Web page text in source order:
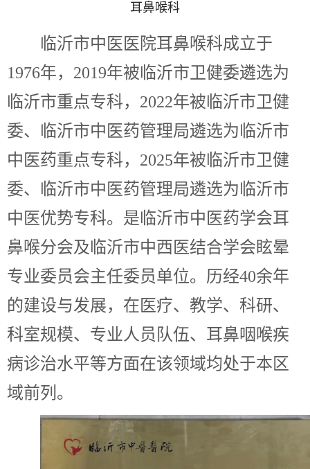
耳鼻喉科
临沂市中医医院耳鼻喉科成立于
1976年，2019年被临沂市卫健委遴选为
临沂市重点专科，2022年被临沂市卫健
委、临沂市中医药管理局遴选为临沂市
中医药重点专科，2025年被临沂市卫健
委、临沂市中医药管理局遴选为临沂市
中医优势专科。是临沂市中医药学会耳
鼻喉分会及临沂市中西医结合学会眩晕
专业委员会主任委员单位。历经40余年
的建设与发展，在医疗、教学、科研、
科室规模、专业人员队伍、耳鼻咽喉疾
病诊治水平等方面在该领域均处于本区
域前列。